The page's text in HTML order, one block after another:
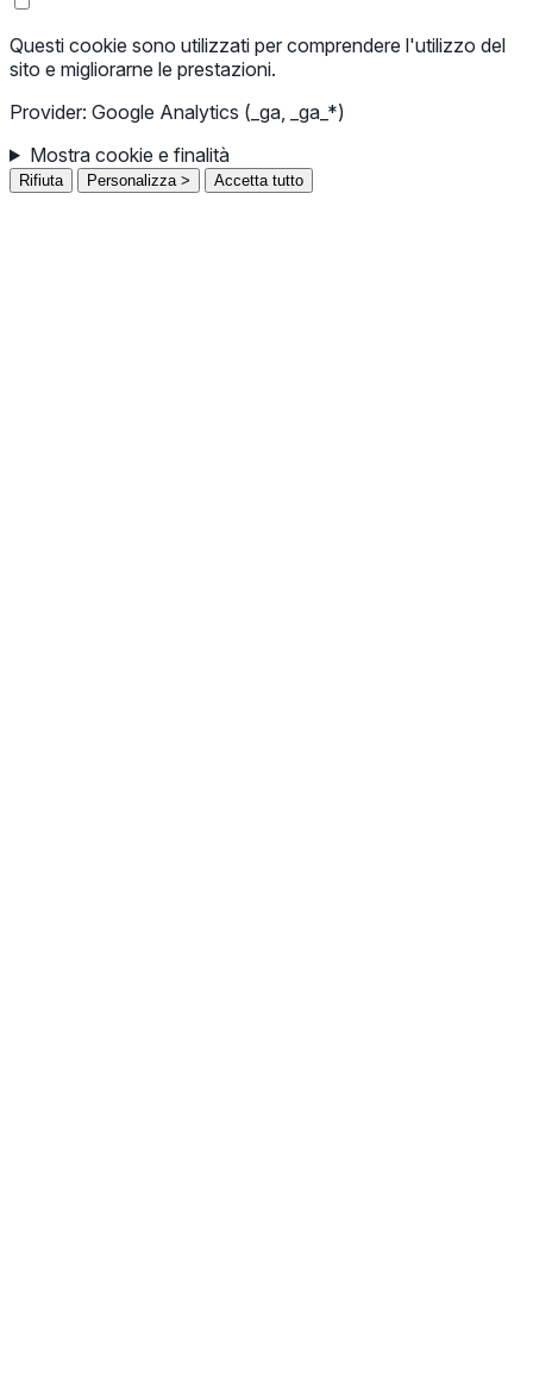
Questi cookie sono utilizzati per comprendere l'utilizzo del
sito e migliorarne le prestazioni.
Provider: Google Analytics (_ga, _ga_*)
Mostra cookie e finalità
Rifiuta Personalizza > Accetta tutto